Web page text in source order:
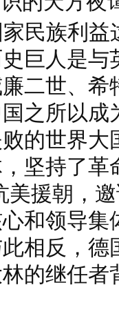
民族利益
巨人是
二世、希
之所以
的世界
坚持了
美援朝，
和领导
相反，
的继任者